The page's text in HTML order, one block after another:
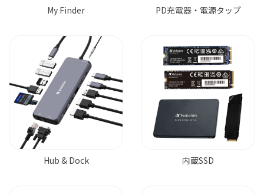
My Finder PD充電器・電源タップ
Hub & Dock 内蔵SSD